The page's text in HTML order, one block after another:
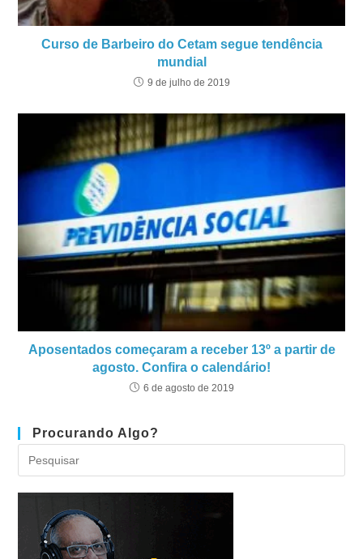
Curso de Barbeiro do Cetam segue tendência
mundial
9 de julho de 2019
Aposentados começaram a receber 13º a partir de
agosto. Confira o calendário!
6 de agosto de 2019
Procurando Algo?